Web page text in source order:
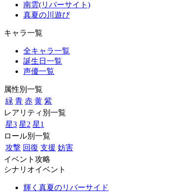
南雲(リバーサイト)
真夏の川遊び
キャラ一覧
全キャラ一覧
誕生日一覧
声優一覧
属性別一覧
緑 青 赤 黄 紫
レアリティ別一覧
星3 星2 星1
ロール別一覧
攻撃 回復 支援 妨害
イベント攻略
シナリオイベント
輝く真夏のリバーサイド